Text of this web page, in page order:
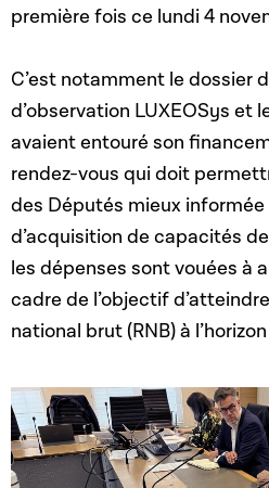
première fois ce lundi 4
C’est notamment le dossier
d’observation LUXEOSys et
avaient entouré son
rendez-vous qui doit
des Députés mieux
d’acquisition de capacités
les dépenses sont vouées à
cadre de l’objectif
national brut (RNB) à